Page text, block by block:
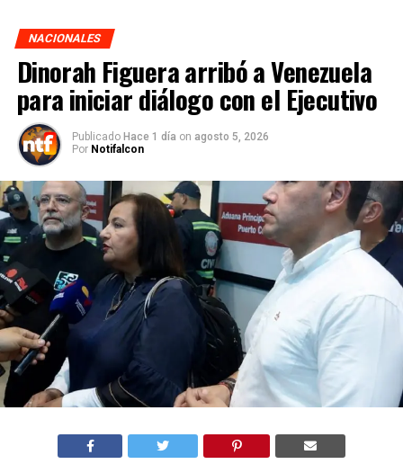
NACIONALES
Dinorah Figuera arribó a Venezuela
para iniciar diálogo con el Ejecutivo
Publicado Hace 1 día on agosto 5, 2026
Por Notifalcon